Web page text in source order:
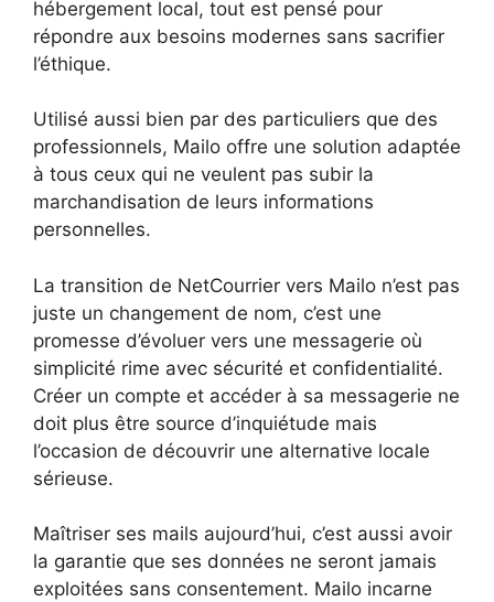
hébergement local, tout est pensé pour
répondre aux besoins modernes sans sacrifier
l’éthique.
Utilisé aussi bien par des particuliers que des
professionnels, Mailo offre une solution adaptée
à tous ceux qui ne veulent pas subir la
marchandisation de leurs informations
personnelles.
La transition de NetCourrier vers Mailo n’est pas
juste un changement de nom, c’est une
promesse d’évoluer vers une messagerie où
simplicité rime avec sécurité et confidentialité.
Créer un compte et accéder à sa messagerie ne
doit plus être source d’inquiétude mais
l’occasion de découvrir une alternative locale
sérieuse.
Maîtriser ses mails aujourd’hui, c’est aussi avoir
la garantie que ses données ne seront jamais
exploitées sans consentement. Mailo incarne